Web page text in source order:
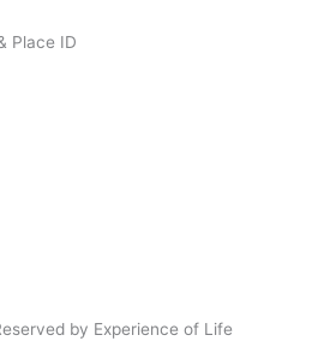
Place ID
by Experience of Life